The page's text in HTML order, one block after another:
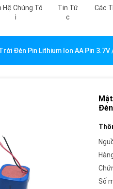
Hệ Chúng Tô
I
Tin Tứ
C
Các
Đèn Pin Lithium Ion AA Pin 3.7V
Số